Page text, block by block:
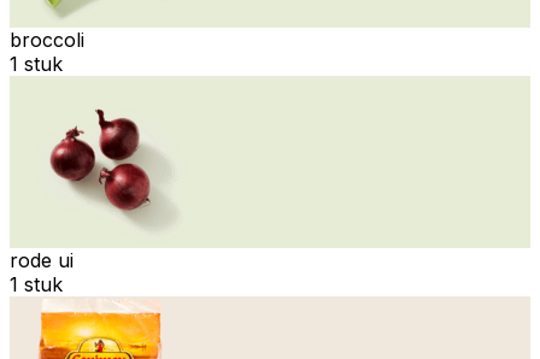
broccoli
1 stuk
rode ui
1 stuk